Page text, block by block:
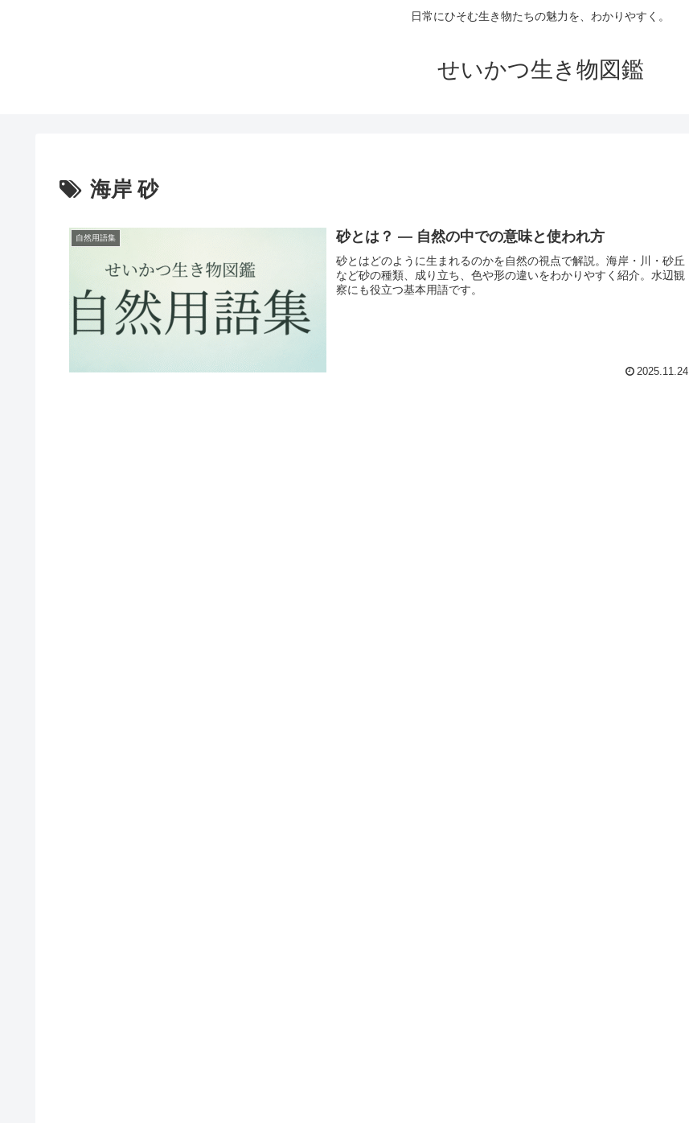
日常にひそむ生き物たちの魅力を、わかりやすく。
せいかつ生き物図鑑
海岸 砂
自然用語集 砂とは？ ― 自然の中での意味と使われ方
砂とはどのように生まれるのかを自然の視点で解説。海岸・川・砂丘
など砂の種類、成り立ち、色や形の違いをわかりやすく紹介。水辺観
察にも役立つ基本用語です。
2025.11.24